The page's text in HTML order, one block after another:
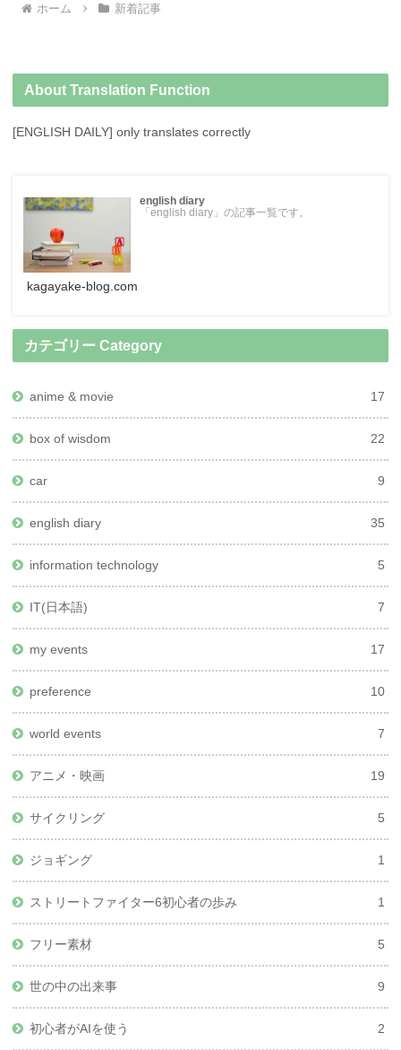
ホーム 新着記事
About Translation Function
[ENGLISH DAILY] only translates correctly
english diary
「english diary」の記事一覧です。
kagayake-blog.com
カテゴリー Category
anime & movie 17
box of wisdom 22
car 9
english diary 35
information technology 5
IT(日本語) 7
my events 17
preference 10
world events 7
アニメ・映画 19
サイクリング 5
ジョギング 1
ストリートファイター6初心者の歩み 1
フリー素材 5
世の中の出来事 9
初心者がAIを使う 2